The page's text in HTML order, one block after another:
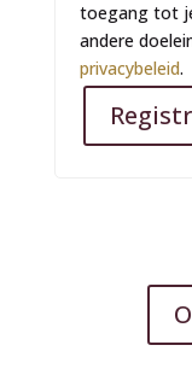
toegang tot
andere
privacybeleid.